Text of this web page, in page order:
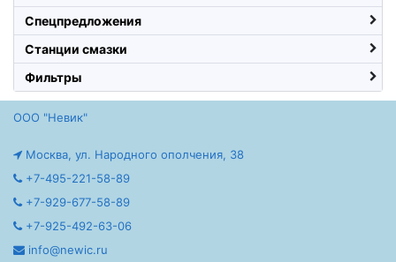
Спецпредложения
Станции смазки
Фильтры
ООО "Невик"
Москва, ул. Народного ополчения, 38
+7-495-221-58-89
+7-929-677-58-89
+7-925-492-63-06
info@newic.ru